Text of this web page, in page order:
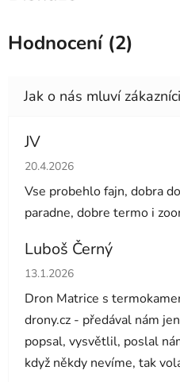
Hodnocení (2)
JV
Hodnocení obchodu je 5 z 5
20.4.2026
Vse probehlo fajn, dobra
paradne, dobre termo i
Luboš Černý
Hodnocení obchodu je 5 z 5
13.1.2026
Dron Matrice s
drony.cz - předával nám
popsal, vysvětlil, poslal
když někdy nevíme, tak